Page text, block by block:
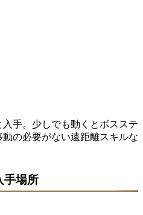
手。少しでも動くとボスステ
の必要がない遠距離スキルな
手場所